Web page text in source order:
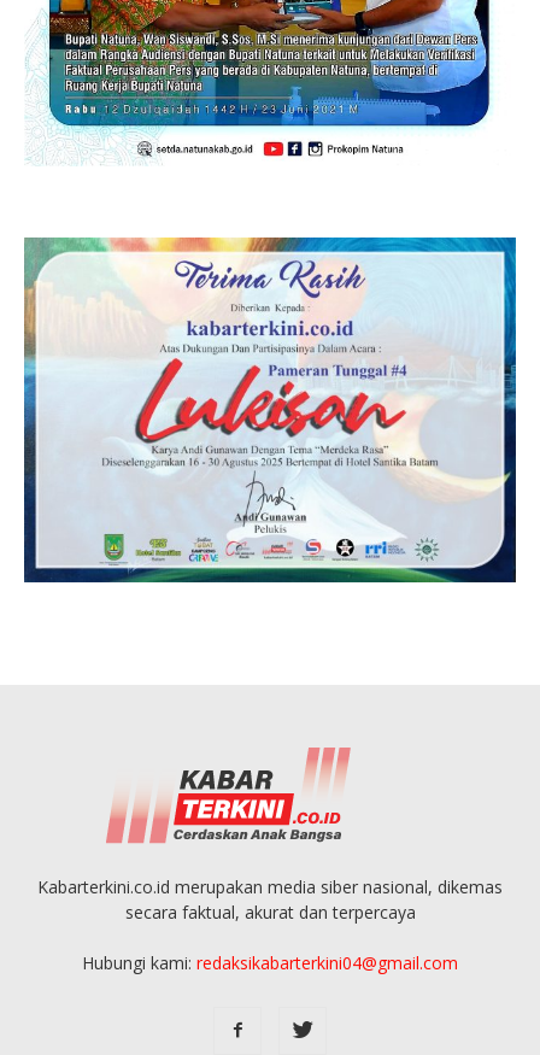
Kabarterkini.co.id merupakan media siber nasional, dikemas
secara faktual, akurat dan terpercaya
Hubungi kami: redaksikabarterkini04@gmail.com